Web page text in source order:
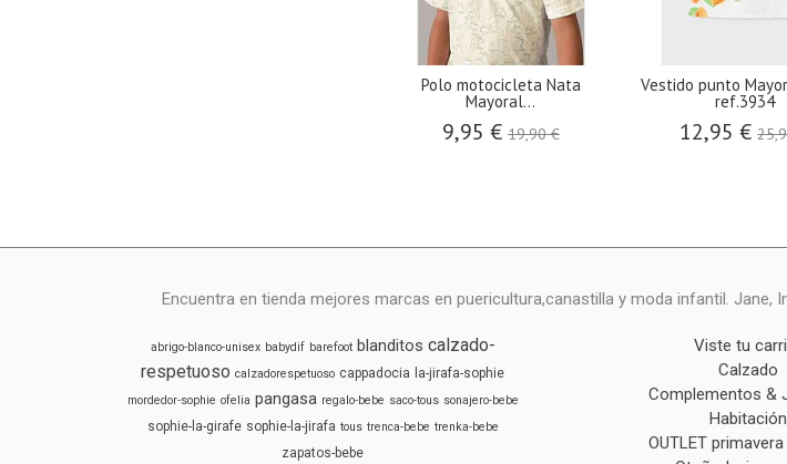
Polo motocicleta Nata
Mayoral...
9,95 € 19,90 €
Vestido punto
ref.3934
12,95 €
Encuentra en tienda mejores marcas en puericultura,canastilla y moda infantil. Jane,
abrigo-blanco-unisex babydif barefoot blanditos calzado-
respetuoso calzadorespetuoso cappadocia la-jirafa-sophie
mordedor-sophie ofelia pangasa regalo-bebe saco-tous sonajero-bebe
sophie-la-girafe sophie-la-jirafa tous trenca-bebe trenka-bebe
zapatos-bebe
Viste tu
Calzado
Complementos &
Habitación
OUTLET